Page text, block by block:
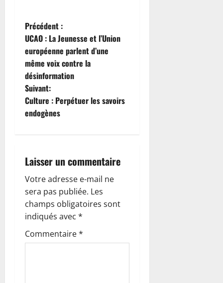
N
a
v
i
g
t
i
o
n
d
Précédent :
UCAO : La Jeunesse et l’Union
européenne parlent d’une
même voix contre la
désinformation
Suivant:
Culture : Perpétuer les savoirs
endogènes
Laisser un commentaire
Votre adresse e-mail ne
sera pas publiée. Les
champs obligatoires sont
indiqués avec *
Commentaire*